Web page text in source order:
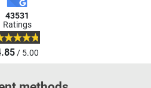
43531
Ratings
/ 5.00